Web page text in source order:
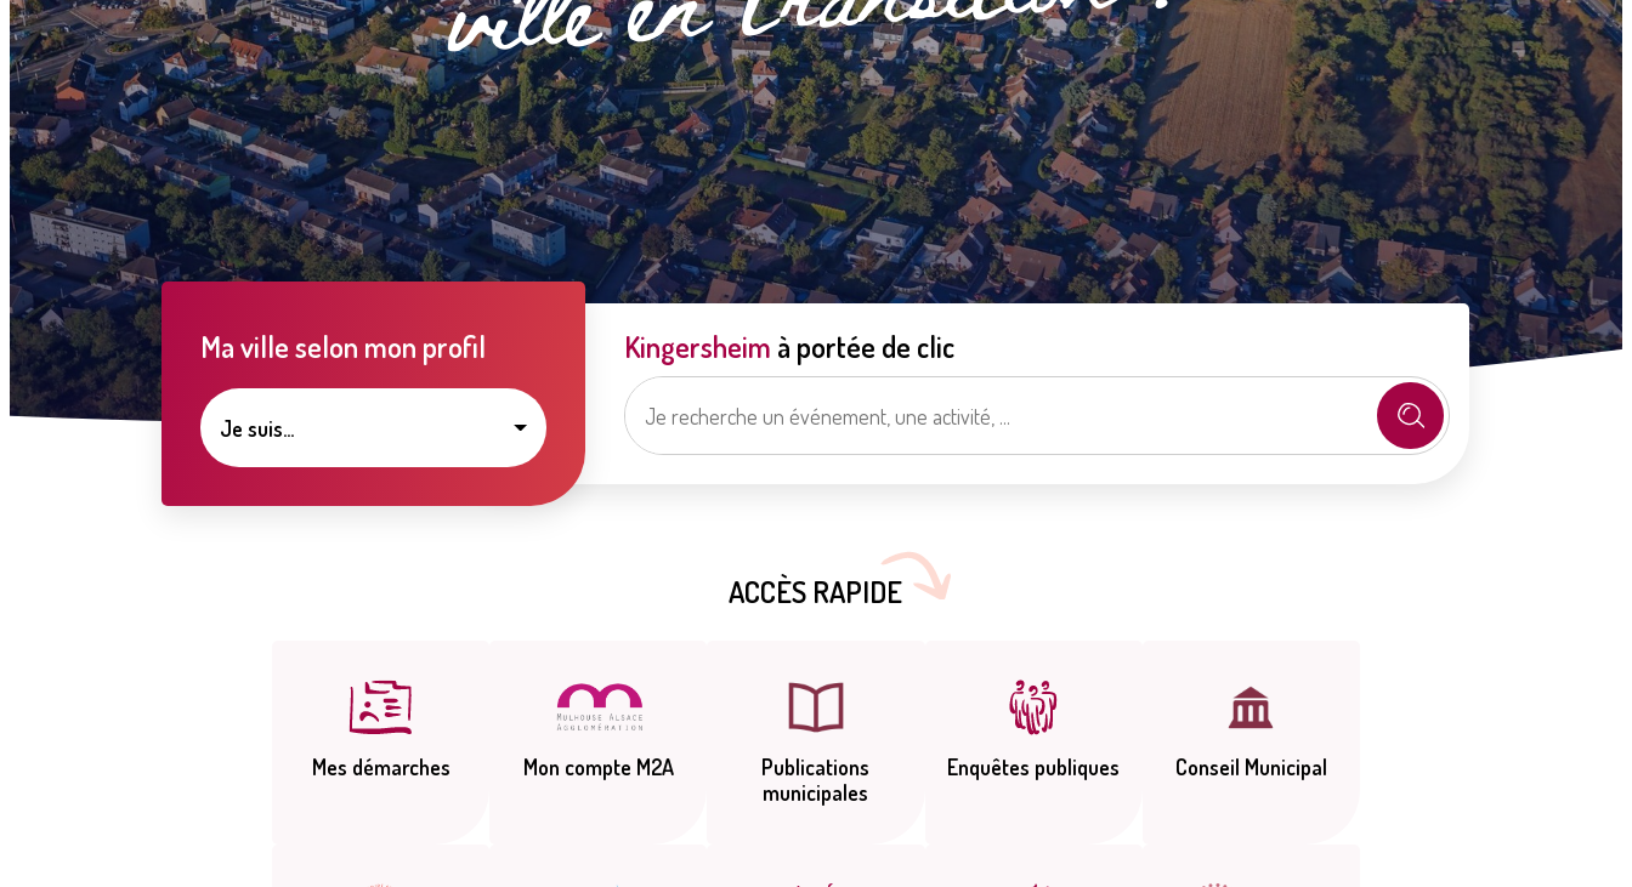
Enquêtes publiques Conseil Municipal
Transition
écologique
Associations
Ma ville selon mon profil
Je suis...
Kingersheim à portée de clic
ACCÈS RAPIDE
Mes démarches Mon compte M2A
Publications
municipales
Enquêtes publiques Conseil Municipal